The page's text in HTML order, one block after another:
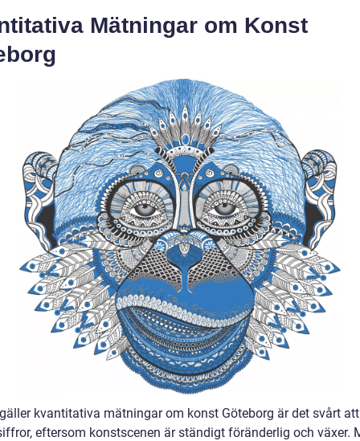
Mätningar om Konst
kvantitativa mätningar om konst Göteborg är det svårt
eftersom konstscenen är ständigt föränderlig och växer.